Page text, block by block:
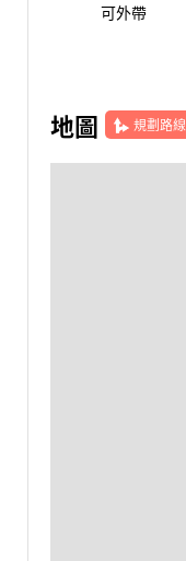
可外帶
地圖 規劃路線